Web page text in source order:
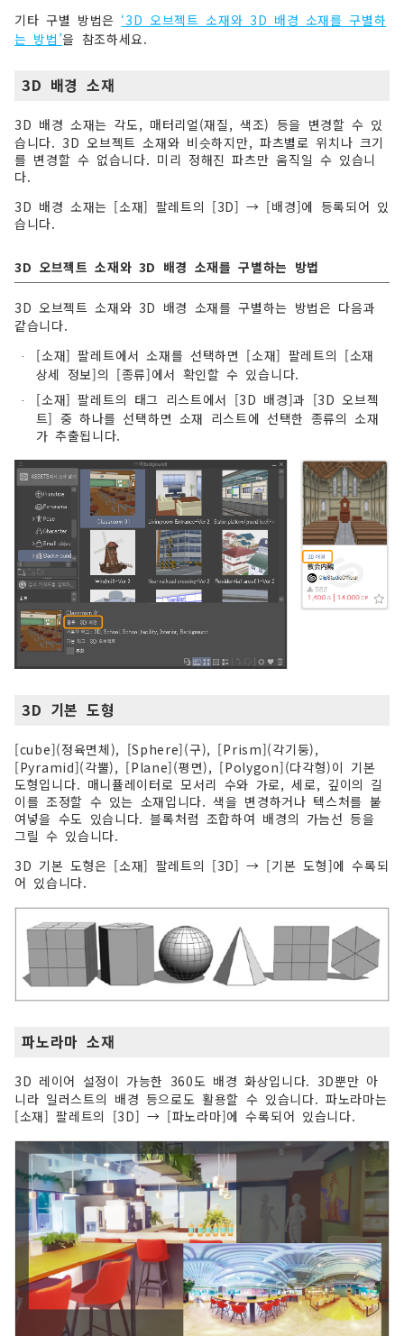
기타 구별 방법은 ‘3D 오브젝트 소재와 3D 배경 소재를 구별하
는 방법’을 참조하세요.
3D 배경 소재
3D 배경 소재는 각도, 매터리얼(재질, 색조) 등을 변경할 수 있
습니다. 3D 오브젝트 소재와 비슷하지만, 파츠별로 위치나 크기
를 변경할 수 없습니다. 미리 정해진 파츠만 움직일 수 있습니
다.
3D 배경 소재는 [소재] 팔레트의 [3D] → [배경]에 등록되어 있
습니다.
3D 오브젝트 소재와 3D 배경 소재를 구별하는 방법
3D 오브젝트 소재와 3D 배경 소재를 구별하는 방법은 다음과
같습니다.
·
[소재] 팔레트에서 소재를 선택하면 [소재] 팔레트의 [소재
상세 정보]의 [종류]에서 확인할 수 있습니다.
·
[소재] 팔레트의 태그 리스트에서 [3D 배경]과 [3D 오브젝
트] 중 하나를 선택하면 소재 리스트에 선택한 종류의 소재
가 추출됩니다.
3D 기본 도형
[cube](정육면체), [Sphere](구), [Prism](각기둥),
[Pyramid](각뿔), [Plane](평면), [Polygon](다각형)이 기본
도형입니다. 매니퓰레이터로 모서리 수와 가로, 세로, 깊이의 길
이를 조정할 수 있는 소재입니다. 색을 변경하거나 텍스처를 붙
여넣을 수도 있습니다. 블록처럼 조합하여 배경의 가늠선 등을
그릴 수 있습니다.
3D 기본 도형은 [소재] 팔레트의 [3D] → [기본 도형]에 수록되
어 있습니다.
파노라마 소재
3D 레이어 설정이 가능한 360도 배경 화상입니다. 3D뿐만 아
니라 일러스트의 배경 등으로도 활용할 수 있습니다. 파노라마는
[소재] 팔레트의 [3D] → [파노라마]에 수록되어 있습니다.